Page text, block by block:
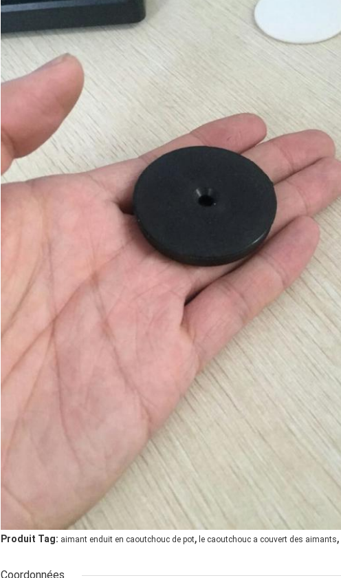
Produit Tag: aimant enduit en caoutchouc de pot, le caoutchouc a couvert des aimants,
Coordonnées